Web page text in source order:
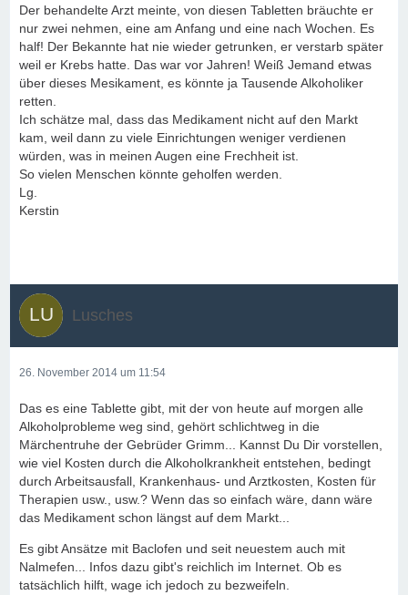
Der behandelte Arzt meinte, von diesen Tabletten bräuchte er
nur zwei nehmen, eine am Anfang und eine nach Wochen. Es
half! Der Bekannte hat nie wieder getrunken, er verstarb später
weil er Krebs hatte. Das war vor Jahren! Weiß Jemand etwas
über dieses Mesikament, es könnte ja Tausende Alkoholiker
retten.
Ich schätze mal, dass das Medikament nicht auf den Markt
kam, weil dann zu viele Einrichtungen weniger verdienen
würden, was in meinen Augen eine Frechheit ist.
So vielen Menschen könnte geholfen werden.
Lg.
Kerstin
Lusches
26. November 2014 um 11:54
Das es eine Tablette gibt, mit der von heute auf morgen alle
Alkoholprobleme weg sind, gehört schlichtweg in die
Märchentruhe der Gebrüder Grimm... Kannst Du Dir vorstellen,
wie viel Kosten durch die Alkoholkrankheit entstehen, bedingt
durch Arbeitsausfall, Krankenhaus- und Arztkosten, Kosten für
Therapien usw., usw.? Wenn das so einfach wäre, dann wäre
das Medikament schon längst auf dem Markt...
Es gibt Ansätze mit Baclofen und seit neuestem auch mit
Nalmefen... Infos dazu gibt's reichlich im Internet. Ob es
tatsächlich hilft, wage ich jedoch zu bezweifeln.